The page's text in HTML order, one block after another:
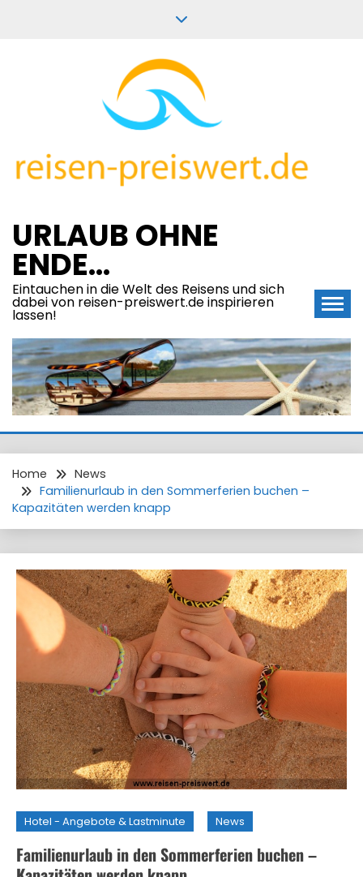
URLAUB OHNE
ENDE…
Eintauchen in die Welt des Reisens und sich
dabei von reisen-preiswert.de inspirieren
lassen!
Home
News
Familienurlaub in den Sommerferien buchen –
Kapazitäten werden knapp
Hotel - Angebote & Lastminute News
Familienurlaub in den Sommerferien buchen –